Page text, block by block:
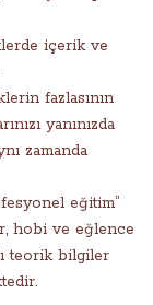
içerik ve
fazlasının
yanınızda
zamanda
eğitim”
hobi ve eğlence
teorik bilgiler